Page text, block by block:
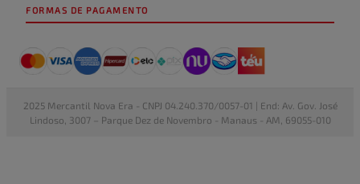
FORMAS DE PAGAMENTO
2025 Mercantil Nova Era - CNPJ 04.240.370/0057-01 | End: Av. Gov. José
Lindoso, 3007 – Parque Dez de Novembro - Manaus - AM, 69055-010